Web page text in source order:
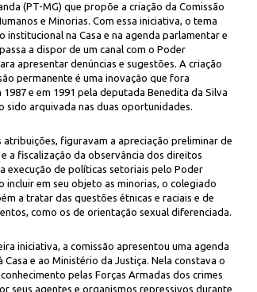
(PT-MG) que propõe a criação da Comissão
e Minorias. Com essa iniciativa, o tema
institucional na Casa e na agenda parlamentar e
a dispor de um canal com o Poder
apresentar denúncias e sugestões. A criação
permanente é uma inovação que fora
e em 1991 pela deputada Benedita da Silva
sido arquivada nas duas oportunidades.
atribuições, figuravam a apreciação preliminar de
a fiscalização da observância dos direitos
execução de políticas setoriais pelo Poder
incluir em seu objeto as minorias, o colegiado
a tratar das questões étnicas e raciais e de
como os de orientação sexual diferenciada.
iniciativa, a comissão apresentou uma agenda
Casa e ao Ministério da Justiça. Nela constava o
pelas Forças Armadas dos crimes
seus agentes e organismos repressivos durante
(à esquerda) e o deputado Nilmário Miranda
Marcio Arruda/Folhapress